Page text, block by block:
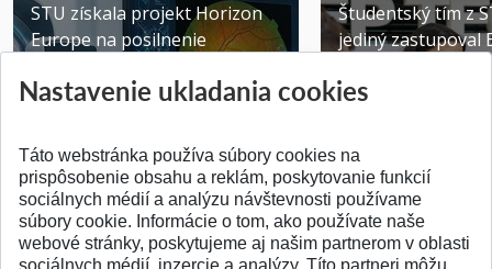
STU získala projekt Horizon
Europe na posilnenie
Publikované 31.07.2026
Študentský tím z
jediný zastupoval
Publikované
SPÄŤ NA VRCH
Nastavenie ukladania cookies
Táto webstránka používa súbory cookies na
prispôsobenie obsahu a reklám, poskytovanie funkcií
sociálnych médií a analýzu návštevnosti používame
súbory cookie. Informácie o tom, ako používate naše
webové stránky, poskytujeme aj našim partnerom v oblasti
sociálnych médií, inzercie a analýzy. Títo partneri môžu